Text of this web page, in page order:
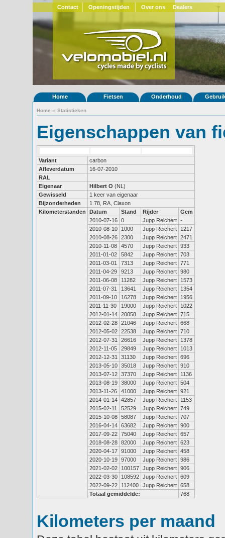
Contact Openingstijden Over ons Dealers
Home Fietsen Onderhoud
Home » Statistieken
Eigenschappen van
Variant
carbon
Afleverdatum
16-07-2010
RAL
Eigenaar
Hilbert O (NL)
Gewisseld
1 keer van eigenaar
Bijzonderheden
1.78, RA, Claxon
Kilometerstanden
Datum Stand Rijder
Gem
2010-07-16 0 Jupp Reichert -
2010-08-10
1000 Jupp Reichert
1217
2010-08-26 2300 Jupp Reichert 2471
2010-11-08
4570 Jupp Reichert 933
2011-01-02
5842 Jupp Reichert 703
2011-03-01
7313 Jupp Reichert 771
2011-04-29
9213 Jupp Reichert 980
2011-06-08
11282 Jupp Reichert
1573
2011-07-31
13641 Jupp Reichert
1354
2011-09-10
16278 Jupp Reichert
1956
2011-11-30
19000 Jupp Reichert
1022
2012-01-14 20058 Jupp Reichert 715
2012-02-28 21046 Jupp Reichert 668
2012-05-02 22538 Jupp Reichert 710
2012-07-31
26616 Jupp Reichert
1378
2012-11-05
29849 Jupp Reichert
1013
2012-12-31
31130 Jupp Reichert 696
2013-05-10 35018 Jupp Reichert 910
2013-07-12 37370 Jupp Reichert
1136
2013-08-19 38000 Jupp Reichert 504
2013-11-26
41000 Jupp Reichert 921
2014-01-14 42857 Jupp Reichert
1153
2015-02-11
52529 Jupp Reichert 749
2015-10-08 58087 Jupp Reichert 707
2016-04-14 63682 Jupp Reichert 900
2017-09-22 75040 Jupp Reichert 657
2018-08-28 82000 Jupp Reichert 623
2020-04-17 91000 Jupp Reichert 458
2020-10-19 97000 Jupp Reichert 986
2021-02-02
100157 Jupp Reichert 906
2022-03-30
108592 Jupp Reichert 609
2022-09-22
112400 Jupp Reichert 658
Totaal gemiddelde:
768
Kilometers per maand